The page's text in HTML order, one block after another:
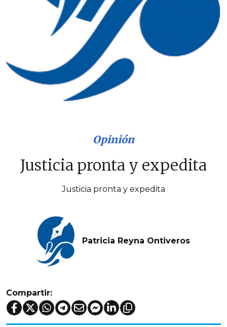
Opinión
Justicia pronta y expedita
Justicia pronta y expedita
Patricia Reyna Ontiveros
Compartir: